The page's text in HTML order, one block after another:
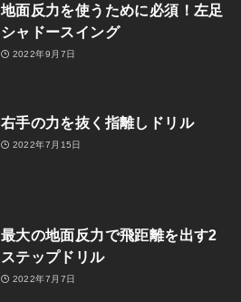
地面反力を使うために必須！左足
シャドースイング
2022年9月7日
右手の力を抜く指離しドリル
2022年7月15日
最大の地面反力で飛距離を出す2
ステップドリル
2022年7月7日